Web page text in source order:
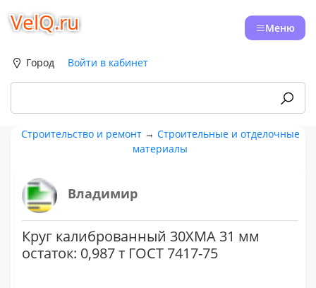
VelQ.ru Меню
Город Войти в кабинет
Строительство и ремонт→ Строительные и отделочные
материалы
Владимир
Круг калиброванный 30ХМА 31 мм
остаток: 0,987 т ГОСТ 7417-75